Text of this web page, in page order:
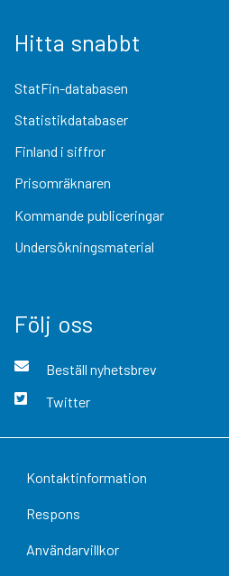
Hitta snabbt
StatFin-databasen
Statistikdatabaser
Finland i siffror
Prisomräknaren
Kommande publiceringar
Undersökningsmaterial
Följ oss
Beställ nyhetsbrev
Twitter
Kontaktinformation
Respons
Användarvillkor